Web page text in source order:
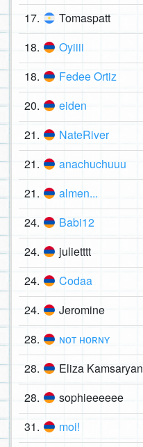
17. Tomaspatt
18. Oyiiii
18. Fedee Ortiz
20. eiden
21. NateRiver
21. anachuchuuu
21. almen...
24. Babi12
24. julietttt
24. Codaa
24. Jeromine
28. ɴᴏᴛ ʜᴏʀɴʏ
28. Eliza Kamsaryan
28. sophieeeeee
31. moi!